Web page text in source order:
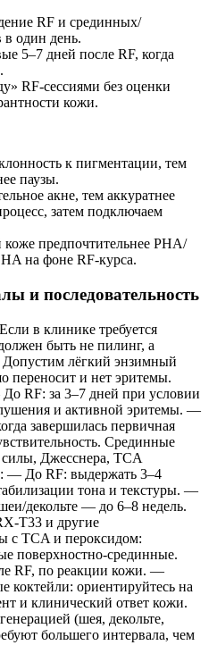
RF и срединных/
в один день.
5–7 дней после RF, когда
RF‑сессиями без оценки
кожи.
к пигментации, тем
паузы.
акне, тем аккуратнее
затем подключаем
предпочтительнее PHA/
на фоне RF‑курса.
и последовательность
Если в клинике требуется
быть не пилинг, а
лёгкий энзимный
переносит и нет эритемы.
RF: за 3–7 дней при условии
и активной эритемы. —
завершилась первичная
Срединные
Джесснера, TCA
— До RF: выдержать 3–4
тона и текстуры. —
декольте — до 6–8 недель.
и другие
с TCA и пероксидом:
поверхностно‑срединные.
RF, по реакции кожи. —
ориентируйтесь на
и клинический ответ кожи.
(шея, декольте,
большего интервала, чем